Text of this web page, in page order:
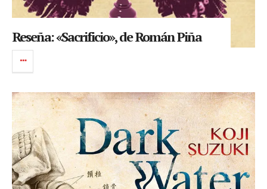
Reseña: «Sacrificio», de Román Piña